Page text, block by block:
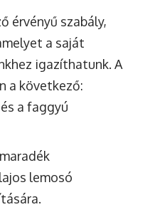
érvényű szabály,
a saját
igazíthatunk. A
a következő:
a faggyú
lemosó